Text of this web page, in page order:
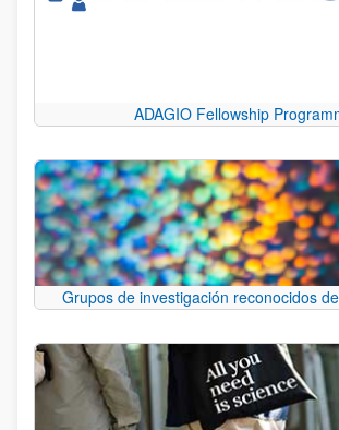
ADAGIO Fellowship
Grupos de investigación reconocidos